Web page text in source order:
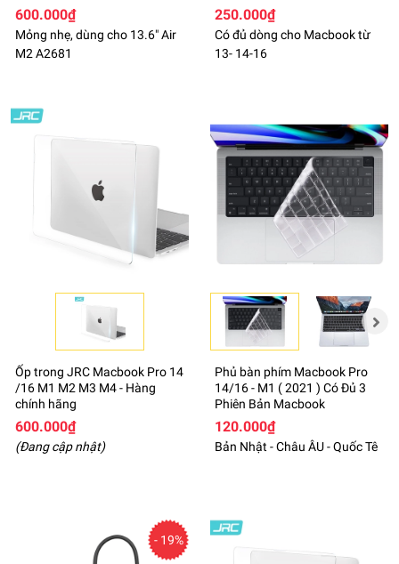
600.000₫
Mỏng nhẹ, dùng cho 13.6" Air
M2 A2681
250.000₫
Có đủ dòng cho Macbook từ
13- 14-16
Ốp trong JRC Macbook Pro 14
/16 M1 M2 M3 M4 - Hàng
chính hãng
600.000₫
(Đang cập nhật)
Phủ bàn phím Macbook Pro
14/16 - M1 ( 2021 ) Có Đủ 3
Phiên Bản Macbook
120.000₫
Bản Nhật - Châu ÂU - Quốc Tê
- 19%